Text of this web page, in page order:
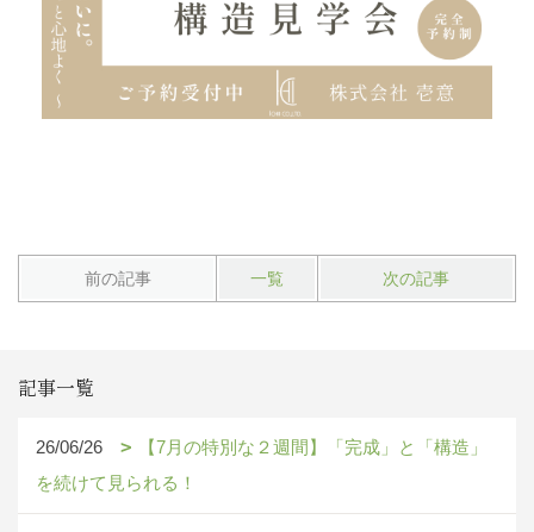
前の記事 一覧 次の記事
記事一覧
26/06/26
【7月の特別な２週間】「完成」と「構造」
を続けて見られる！